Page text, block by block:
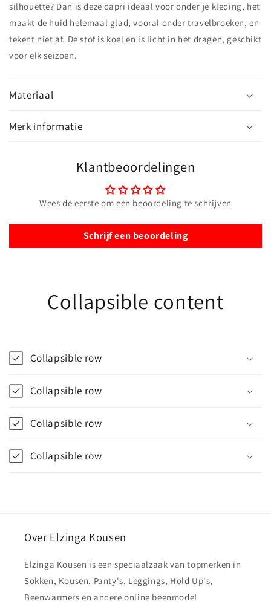
silhouette? Dan is deze capri ideaal voor onder je kleding, het
maakt de huid helemaal glad, vooral onder travelbroeken, en
tekent niet af. De stof is koel en is licht in het dragen, geschikt
voor elk seizoen.
Materiaal
Merk informatie
Klantbeoordelingen
Wees de eerste om een beoordeling te schrijven
Schrijf een beoordeling
Collapsible content
Collapsible row
Collapsible row
Collapsible row
Collapsible row
Over Elzinga Kousen
Elzinga Kousen is een speciaalzaak van topmerken in
Sokken, Kousen, Panty's, Leggings, Hold Up's,
Beenwarmers en andere online beenmode!